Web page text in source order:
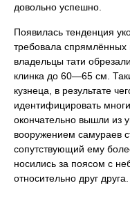
довольно успешно.
Появилась тенденция
требовала
владельцы тати
клинка до 60—65 см.
кузнеца, в результате
идентифицировать
окончательно вышли из
вооружением самураев
сопутствующий ему
носились за поясом с
относительно друг друга.